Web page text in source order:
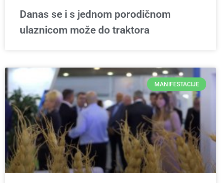
Danas se i s jednom porodičnom
ulaznicom može do traktora
MANIFESTACIJE